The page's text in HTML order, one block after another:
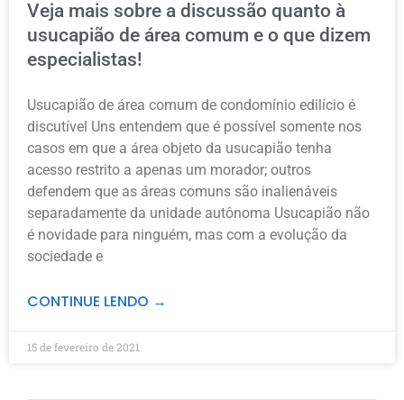
Veja mais sobre a discussão quanto à
usucapião de área comum e o que dizem
especialistas!
Usucapião de área comum de condomínio edilício é
discutível Uns entendem que é possível somente nos
casos em que a área objeto da usucapião tenha
acesso restrito a apenas um morador; outros
defendem que as áreas comuns são inalienáveis
separadamente da unidade autônoma Usucapião não
é novidade para ninguém, mas com a evolução da
sociedade e
CONTINUE LENDO →
15 de fevereiro de 2021